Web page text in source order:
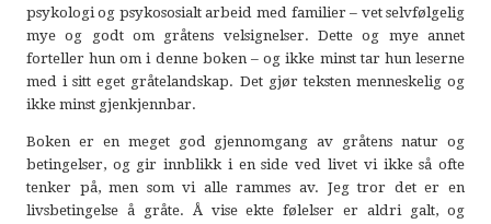
psykologi og psykososialt arbeid med familier – vet selvfølgelig
mye og godt om gråtens velsignelser. Dette og mye annet
forteller hun om i denne boken – og ikke minst tar hun leserne
med i sitt eget gråtelandskap. Det gjør teksten menneskelig og
ikke minst gjenkjennbar.
Boken er en meget god gjennomgang av gråtens natur og
betingelser, og gir innblikk i en side ved livet vi ikke så ofte
tenker på, men som vi alle rammes av. Jeg tror det er en
livsbetingelse å gråte. Å vise ekte følelser er aldri galt, og